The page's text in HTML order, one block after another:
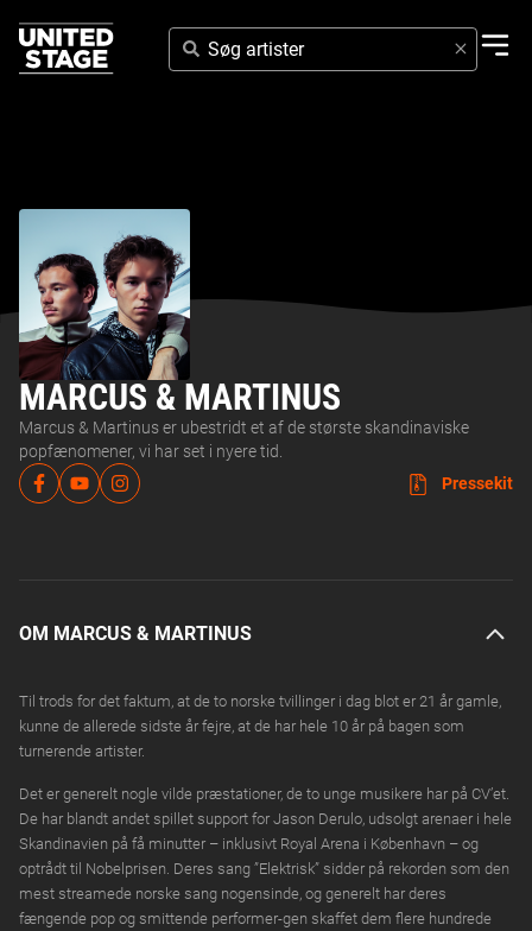
SØG
ARTISTER
MARCUS & MARTINUS
Marcus & Martinus er ubestridt et af de største skandinaviske
popfænomener, vi har set i nyere tid.
Pressekit
OM MARCUS & MARTINUS
Til trods for det faktum, at de to norske tvillinger i dag blot er 21 år gamle,
kunne de allerede sidste år fejre, at de har hele 10 år på bagen som
turnerende artister.
Det er generelt nogle vilde præstationer, de to unge musikere har på CV’et.
De har blandt andet spillet support for Jason Derulo, udsolgt arenaer i hele
Skandinavien på få minutter – inklusivt Royal Arena i København – og
optrådt til Nobelprisen. Deres sang ”Elektrisk” sidder på rekorden som den
mest streamede norske sang nogensinde, og generelt har deres
fængende pop og smittende performer-gen skaffet dem flere hundrede